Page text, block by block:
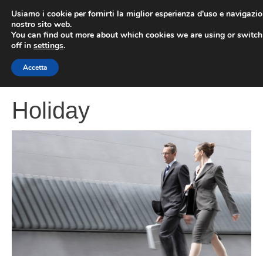
contenuto
Holiday
Usiamo i cookie per fornirti la miglior esperienza d'uso e
nostro sito web.
You can find out more about which cookies we are using or
off in settings.
Accetta